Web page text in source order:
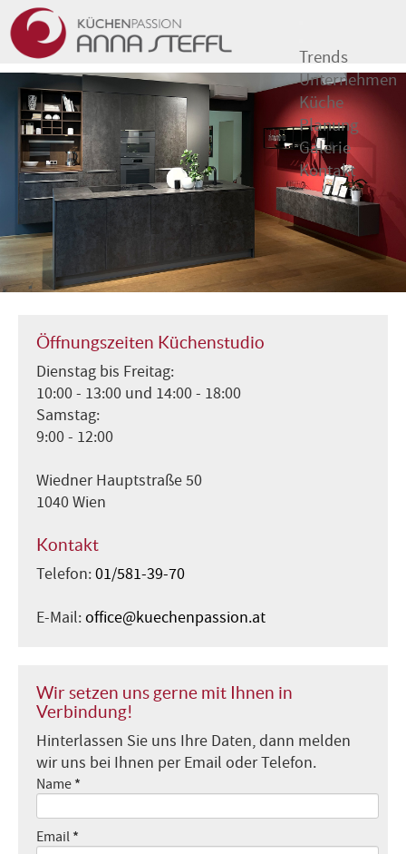
Trends
Unternehmen
Küche
Planung
Galerie
Kontakt
Öffnungszeiten Küchenstudio
Dienstag bis Freitag:
10:00 - 13:00 und 14:00 - 18:00
Samstag:
9:00 - 12:00
Wiedner Hauptstraße 50
1040 Wien
Kontakt
Telefon:01/581-39-70
E-Mail:office@kuechenpassion.at
Wir setzen uns gerne mit Ihnen in
Verbindung!
Hinterlassen Sie uns Ihre Daten, dann melden
wir uns bei Ihnen per Email oder Telefon.
Name *
Email *